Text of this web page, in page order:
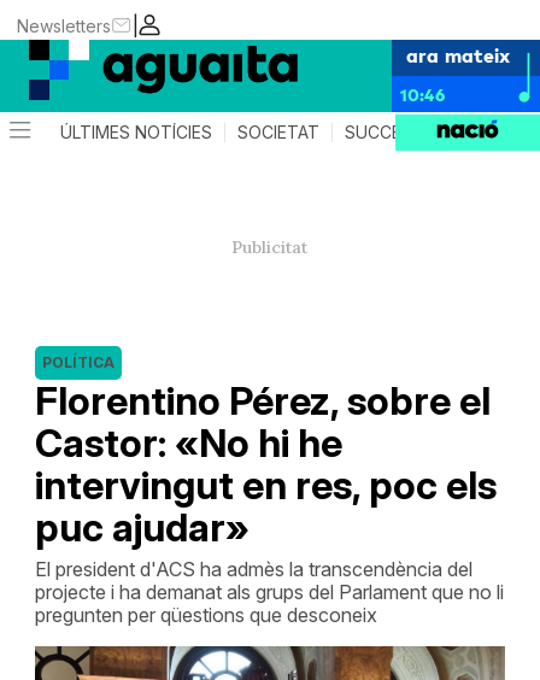
|
Newsletters
ara mateix
10:46
ÚLTIMES NOTÍCIES SOCIETAT SUCCESSOS AGENDA
Florentino Pérez, sobre el
Castor: «No hi he
intervingut en res, poc els
puc ajudar»
POLÍTICA
El president d'ACS ha admès la transcendència del
projecte i ha demanat als grups del Parlament que no li
pregunten per qüestions que desconeix